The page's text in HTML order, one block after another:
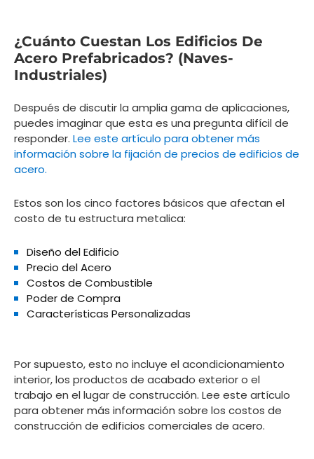
¿Cuánto Cuestan Los Edificios De
Acero Prefabricados? (naves-
Industriales)
Después de discutir la amplia gama de aplicaciones,
puedes imaginar que esta es una pregunta difícil de
responder. Lee este artículo para obtener más
información sobre la fijación de precios de edificios de
acero.
Estos son los cinco factores básicos que afectan el
costo de tu estructura metalica:
Diseño del Edificio
Precio del Acero
Costos de Combustible
Poder de Compra
Características Personalizadas
Por supuesto, esto no incluye el acondicionamiento
interior, los productos de acabado exterior o el
trabajo en el lugar de construcción. Lee este artículo
para obtener más información sobre los costos de
construcción de edificios comerciales de acero.